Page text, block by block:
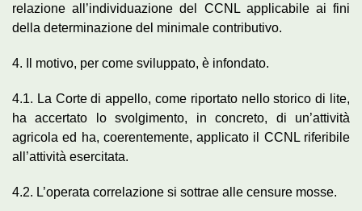
relazione all’individuazione del CCNL applicabile ai fini
della determinazione del minimale contributivo.
4. Il motivo, per come sviluppato, è infondato.
4.1. La Corte di appello, come riportato nello storico di lite,
ha accertato lo svolgimento, in concreto, di un’attività
agricola ed ha, coerentemente, applicato il CCNL riferibile
all’attività esercitata.
4.2. L’operata correlazione si sottrae alle censure mosse.